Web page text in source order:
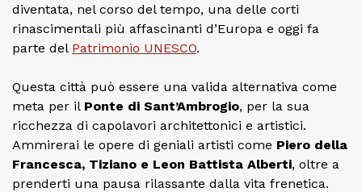
diventata, nel corso del tempo, una delle corti
rinascimentali più affascinanti d’Europa e oggi fa
parte del Patrimonio UNESCO.
Questa città può essere una valida alternativa come
meta per il Ponte di Sant’Ambrogio, per la sua
ricchezza di capolavori architettonici e artistici.
Ammirerai le opere di geniali artisti come Piero della
Francesca, Tiziano e Leon Battista Alberti, oltre a
prenderti una pausa rilassante dalla vita frenetica.